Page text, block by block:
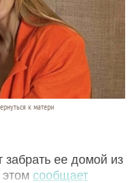
к матери
ее домой из
сообщает